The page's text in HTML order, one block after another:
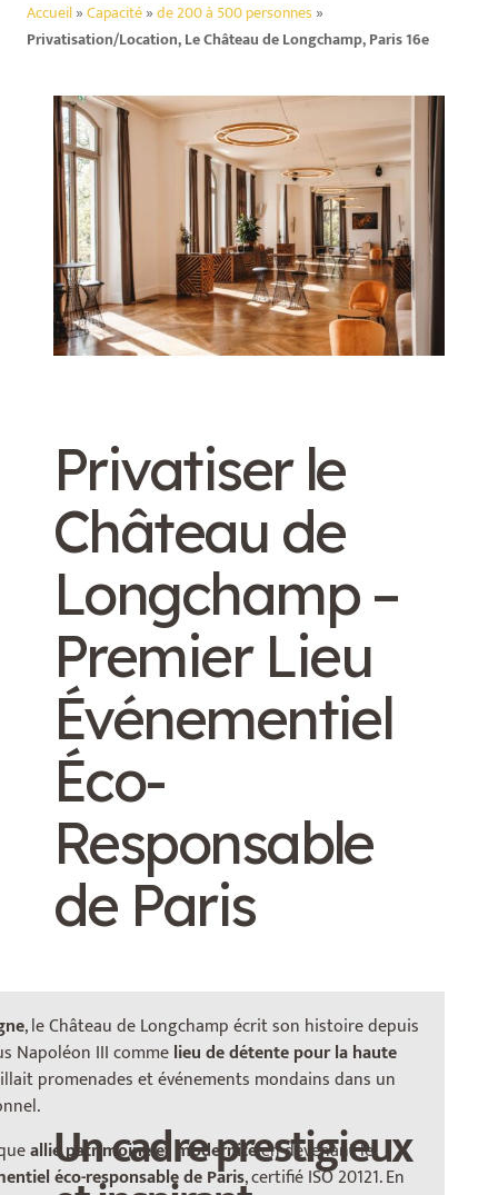
Accueil»Capacité»de 200 à 500 personnes »
Privatisation/Location, Le Château de Longchamp, Paris 16e
Privatiser le
Château de
Longchamp –
Premier Lieu
Événementiel
Éco-
Responsable
de Paris
, le Château de Longchamp écrit son histoire depuis
Napoléon III commelieu de détente pour la haute
promenades et événements mondains dans un
allie patrimoine et modernitéen devenant le
éco-responsable de Paris, certifié ISO 20121. En
Un cadre prestigieux